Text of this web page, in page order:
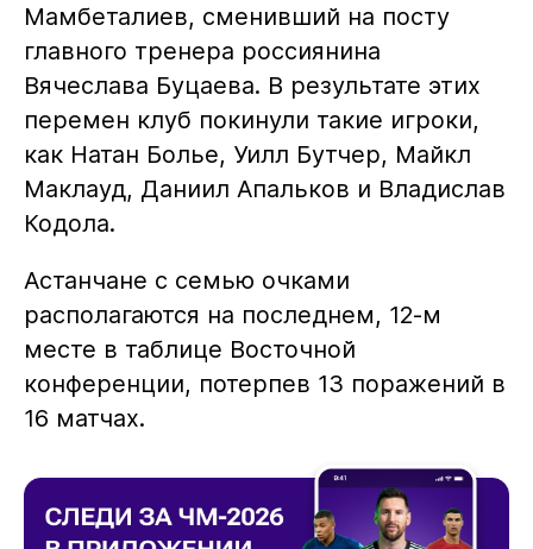
Мамбеталиев, сменивший на посту
главного тренера россиянина
Вячеслава Буцаева. В результате этих
перемен клуб покинули такие игроки,
как Натан Болье, Уилл Бутчер, Майкл
Маклауд, Даниил Апальков и Владислав
Кодола.
Астанчане с семью очками
располагаются на последнем, 12-м
месте в таблице Восточной
конференции, потерпев 13 поражений в
16 матчах.